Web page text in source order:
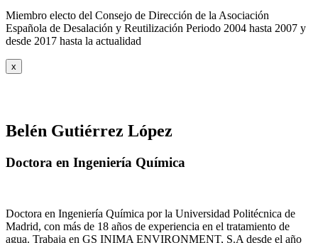
Miembro electo del Consejo de Dirección de la Asociación
Española de Desalación y Reutilización Periodo 2004 hasta 2007 y
desde 2017 hasta la actualidad
x
Belén Gutiérrez López
Doctora en Ingeniería Química
Doctora en Ingeniería Química por la Universidad Politécnica de
Madrid, con más de 18 años de experiencia en el tratamiento de
agua. Trabaja en GS INIMA ENVIRONMENT, S.A desde el año